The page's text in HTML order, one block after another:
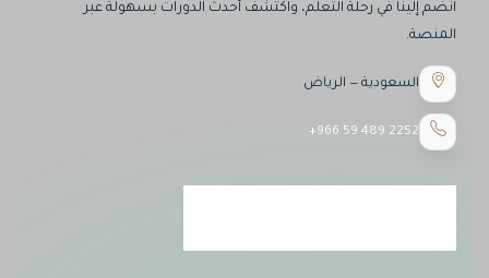
انضم إلينا في رحلة التعلم، واكتشف أحدث الدورات بسهولة عبر
المنصة.
السعودية — الرياض
+966 59 489 2252